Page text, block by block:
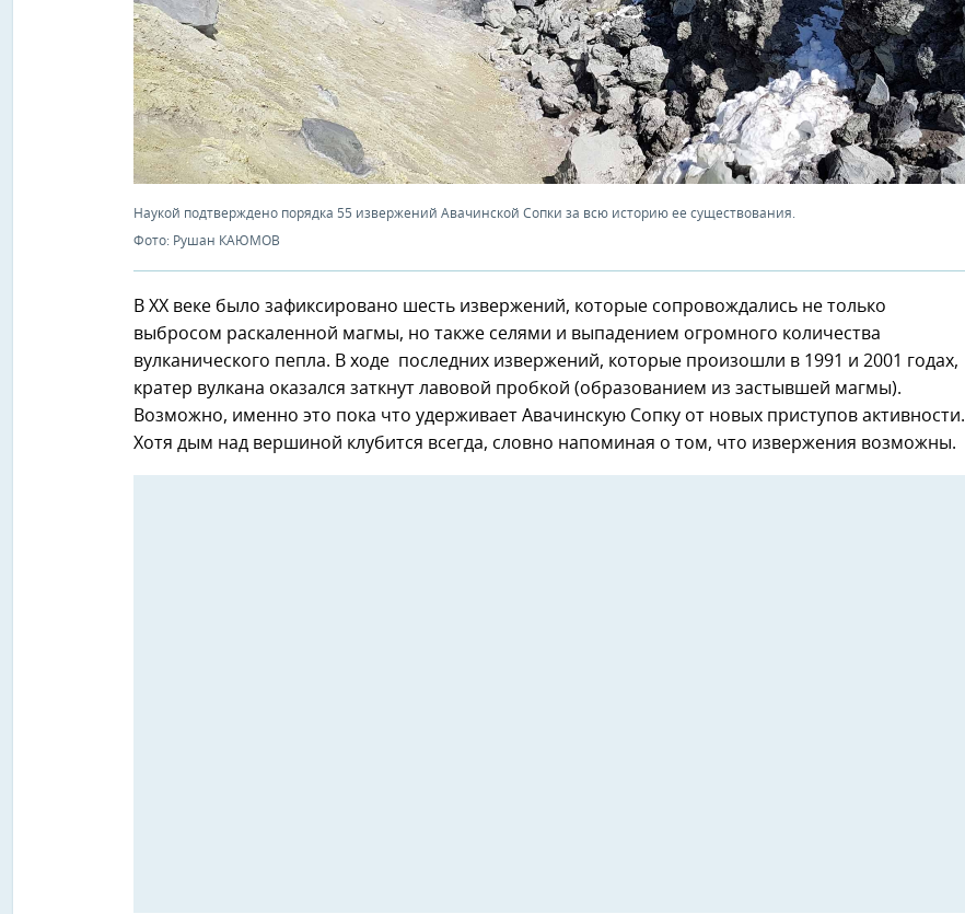
Наукой подтверждено порядка 55 извержений Авачинской Сопки за всю историю ее существования.
Фото: Рушан КАЮМОВ
В ХХ веке было зафиксировано шесть извержений, которые сопровождались не только
выбросом раскаленной магмы, но также селями и выпадением огромного количества
вулканического пепла. В ходе последних извержений, которые произошли в 1991 и 2001 годах,
кратер вулкана оказался заткнут лавовой пробкой (образованием из застывшей магмы).
Возможно, именно это пока что удерживает Авачинскую Сопку от новых приступов активности.
Хотя дым над вершиной клубится всегда, словно напоминая о том, что извержения возможны.